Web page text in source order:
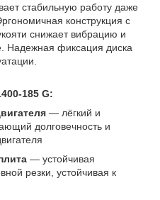
стабильную работу даже
конструкция с
снижает вибрацию и
Надежная фиксация диска
185 G:
— лёгкий и
долговечность и
— устойчивая
резки, устойчивая к